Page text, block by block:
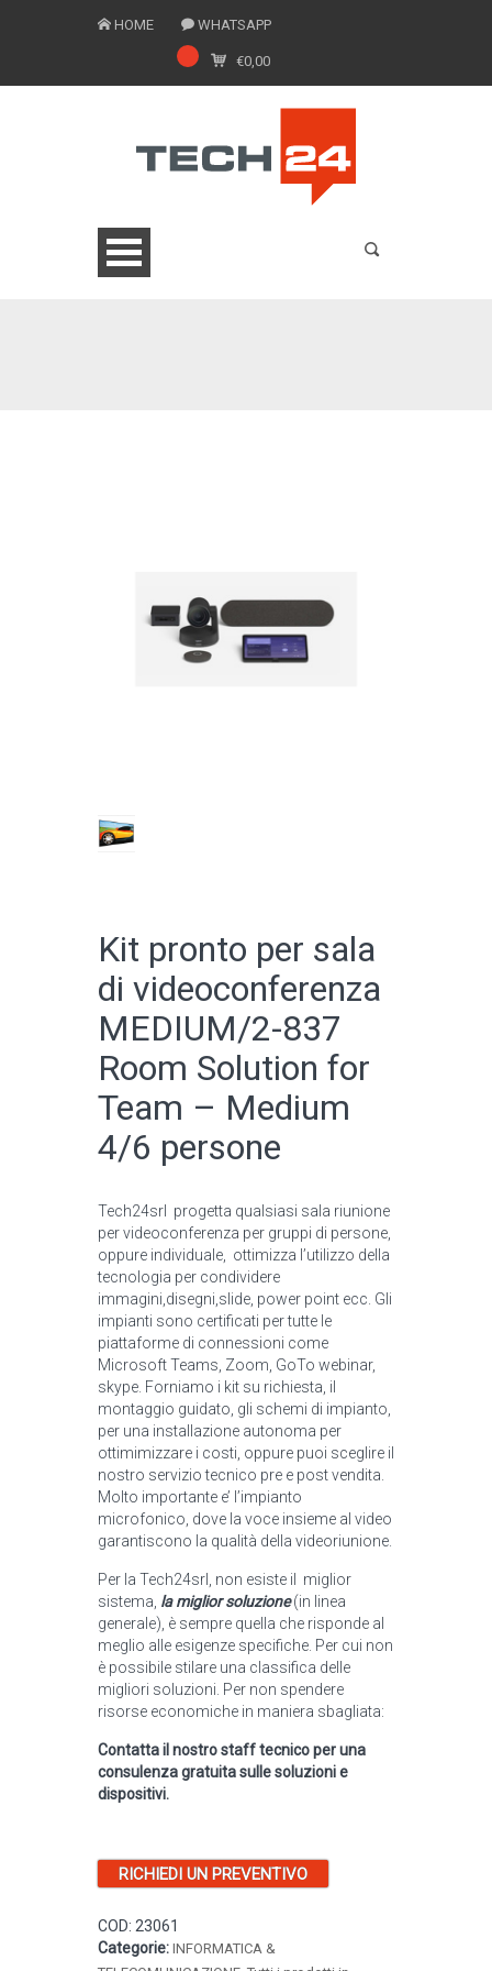
HOME WHATSAPP
€0,00
CATALOGO ONLINE
Kit pronto per sala
di videoconferenza
MEDIUM/2-837
Room Solution for
Team – Medium
4/6 persone
Tech24srl progetta qualsiasi sala riunione
per videoconferenza per gruppi di persone,
oppure individuale, ottimizza l’utilizzo della
tecnologia per condividere
immagini,disegni,slide, power point ecc. Gli
impianti sono certificati per tutte le
piattaforme di connessioni come
Microsoft Teams, Zoom, GoTo webinar,
skype. Forniamo i kit su richiesta, il
montaggio guidato, gli schemi di impianto,
per una installazione autonoma per
ottimimizzare i costi, oppure puoi sceglire il
nostro servizio tecnico pre e post vendita.
Molto importante e’ l’impianto
microfonico, dove la voce insieme al video
garantiscono la qualità della videoriunione.
Per la Tech24srl, non esiste il miglior
sistema, la miglior soluzione(in linea
generale), è sempre quella che risponde al
meglio alle esigenze specifiche. Per cui non
è possibile stilare una classifica delle
migliori soluzioni. Per non spendere
risorse economiche in maniera sbagliata:
Contatta il nostro staff tecnico per una
consulenza gratuita sulle soluzioni e
dispositivi.
RICHIEDI UN PREVENTIVO
COD: 23061
Categorie: INFORMATICA &